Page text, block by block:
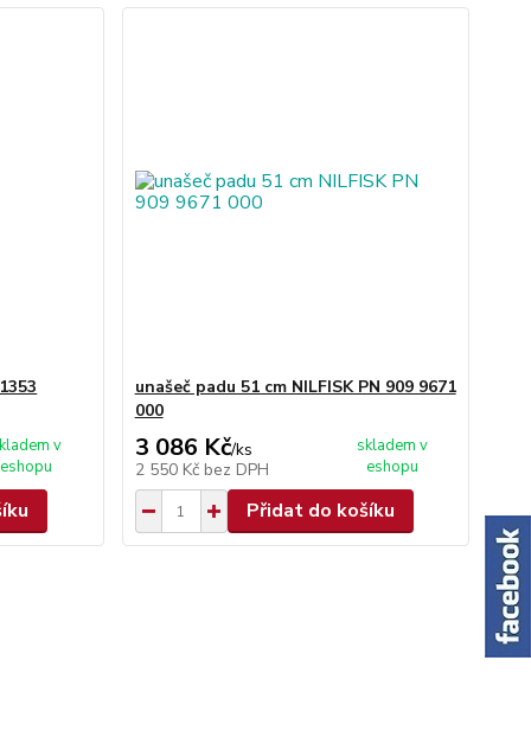
v
eshopu
unašeč padu 51 cm NILFISK PN 909 9671
000
3 086 Kč/ks
2 550 Kč bez DPH
skladem v
eshopu
Přidat do košíku